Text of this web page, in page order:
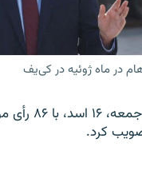
در ماه ژوئیه در کی‌یف
کرد.